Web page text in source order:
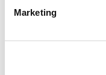
Marketing
HIER.